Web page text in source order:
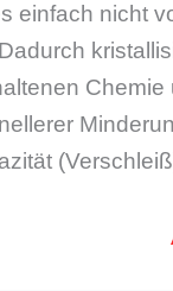
einfach nicht
Chemie